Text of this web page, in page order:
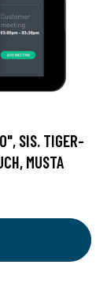
SIS. TIGER-
MUSTA